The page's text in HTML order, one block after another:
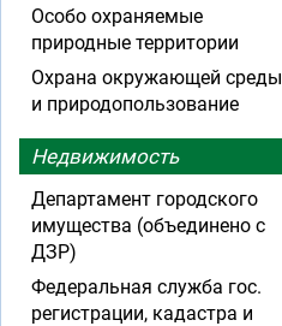
Особо охраняемые
природные территории
Охрана окружающей среды
и природопользование
Недвижимость
Департамент городского
имущества (объединено с
ДЗР)
Федеральная служба гос.
регистрации, кадастра и